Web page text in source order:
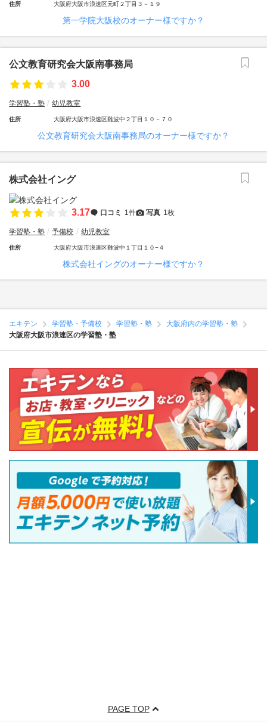
住所 大阪府大阪市浪速区元町２丁目３－１９
第一学院大阪校のオーナー様ですか？
公文教育研究会大阪南事務局
3.00
学習塾・塾 幼児教室
住所 大阪府大阪市浪速区難波中２丁目１０－７０
公文教育研究会大阪南事務局のオーナー様ですか？
株式会社イング
3.17 口コミ 1件 写真 1枚
学習塾・塾 予備校 幼児教室
住所 大阪府大阪市浪速区難波中１丁目１０−４
株式会社イングのオーナー様ですか？
エキテン 学習塾・予備校 学習塾・塾
大阪府内の学習塾・塾
大阪府大阪市浪速区の学習塾・塾
PAGE TOP